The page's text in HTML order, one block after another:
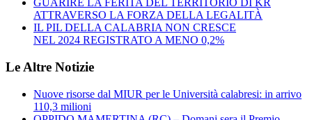
GUARIRE LA FERITA DEL TERRITORIO DI KR
ATTRAVERSO LA FORZA DELLA LEGALITÀ
IL PIL DELLA CALABRIA NON CRESCE
NEL 2024 REGISTRATO A MENO 0,2%
Le Altre Notizie
Nuove risorse dal MIUR per le Università calabresi: in arrivo
110,3 milioni